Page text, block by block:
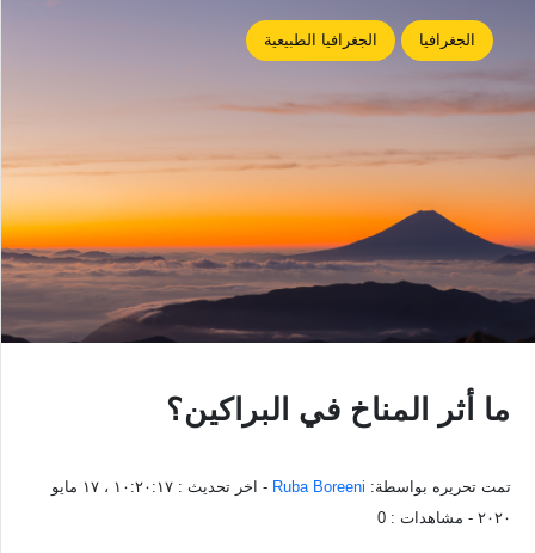
الجغرافيا الجغرافيا الطبيعية
ما أثر المناخ في البراكين؟
تمت تحريره بواسطة: Ruba Boreeni - اخر تحديث :
١٠:٢٠:١٧ ، ١٧ مايو
٢٠٢٠ - مشاهدات : 0